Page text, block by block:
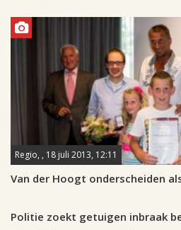
Regio, , 18 juli 2013, 12:11
Van der Hoogt onderscheiden
Politie zoekt getuigen inbraak